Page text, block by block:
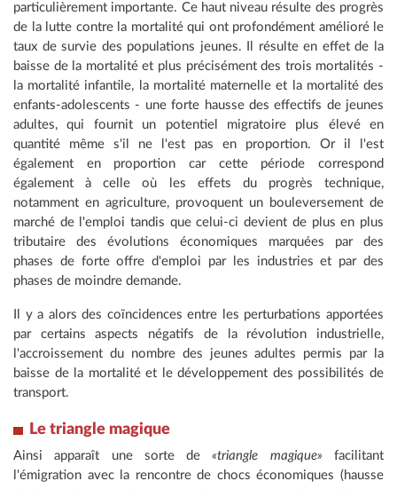
particulièrement importante. Ce haut niveau résulte des progrès
de la lutte contre la mortalité qui ont profondément amélioré le
taux de survie des populations jeunes. Il résulte en effet de la
baisse de la mortalité et plus précisément des trois mortalités -
la mortalité infantile, la mortalité maternelle et la mortalité des
enfants-adolescents - une forte hausse des effectifs de jeunes
adultes, qui fournit un potentiel migratoire plus élevé en
quantité même s'il ne l'est pas en proportion. Or il l'est
également en proportion car cette période correspond
également à celle où les effets du progrès technique,
notamment en agriculture, provoquent un bouleversement de
marché de l'emploi tandis que celui-ci devient de plus en plus
tributaire des évolutions économiques marquées par des
phases de forte offre d'emploi par les industries et par des
phases de moindre demande.
Il y a alors des coïncidences entre les perturbations apportées
par certains aspects négatifs de la révolution industrielle,
l'accroissement du nombre des jeunes adultes permis par la
baisse de la mortalité et le développement des possibilités de
transport.
Le triangle magique
Ainsi apparaît une sorte de«triangle magique» facilitant
l'émigration avec la rencontre de chocs économiques (hausse